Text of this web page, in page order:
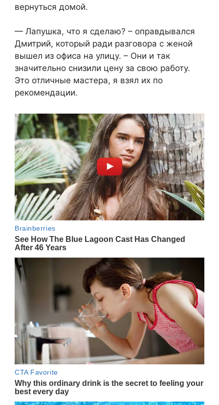
вернуться домой.
— Лапушка, что я сделаю? – оправдывался
Дмитрий, который ради разговора с женой
вышел из офиса на улицу. – Они и так
значительно снизили цену за свою работу.
Это отличные мастера, я взял их по
рекомендации.